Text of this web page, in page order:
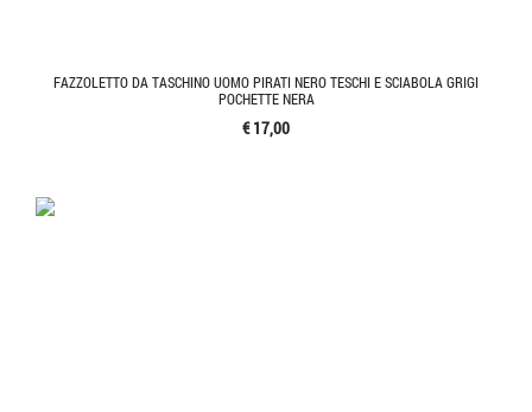
FAZZOLETTO DA TASCHINO UOMO PIRATI NERO TESCHI E SCIABOLA GRIGI
POCHETTE NERA
€ 17,00